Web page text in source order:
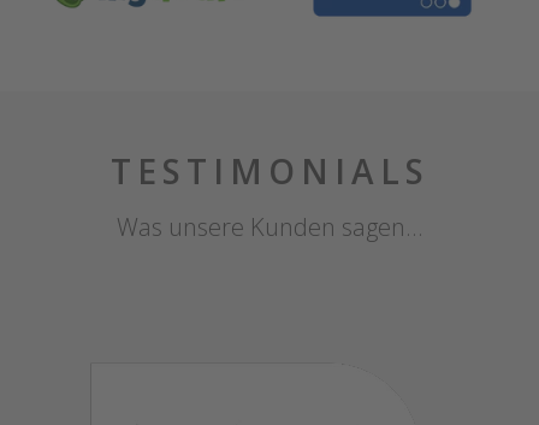
TESTIMONIALS
Was unsere Kunden sagen…